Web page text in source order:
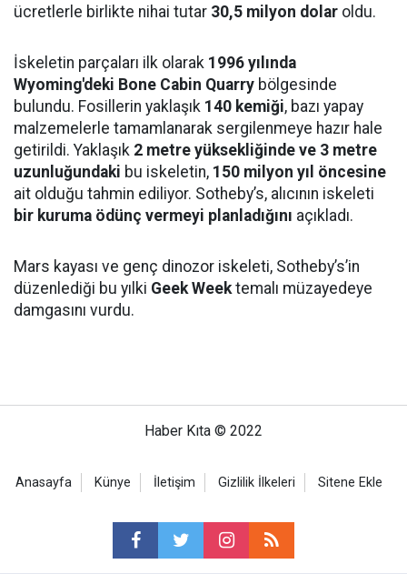
ücretlerle birlikte nihai tutar 30,5 milyon dolar oldu.
İskeletin parçaları ilk olarak 1996 yılında
Wyoming'deki Bone Cabin Quarry bölgesinde
bulundu. Fosillerin yaklaşık 140 kemiği, bazı yapay
malzemelerle tamamlanarak sergilenmeye hazır hale
getirildi. Yaklaşık 2 metre yüksekliğinde ve 3 metre
uzunluğundaki bu iskeletin, 150 milyon yıl öncesine
ait olduğu tahmin ediliyor. Sotheby’s, alıcının iskeleti
bir kuruma ödünç vermeyi planladığını açıkladı.
Mars kayası ve genç dinozor iskeleti, Sotheby’s’in
düzenlediği bu yılki Geek Weektemalı müzayedeye
damgasını vurdu.
Haber Kıta © 2022
Anasayfa Künye İletişim Gizlilik İlkeleri Sitene Ekle